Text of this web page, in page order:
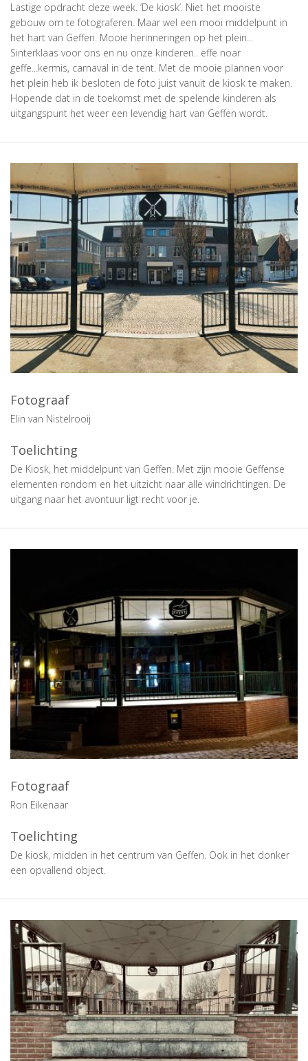
Lastige opdracht deze week. ‘De kiosk’. Niet het mooiste
gebouw om te fotograferen. Maar wel een mooi middelpunt in
het hart van Geffen. Mooie herinneringen op het plein...
Sinterklaas voor ons en nu onze kinderen.. effe noar
geffe...kermis, carnaval in de tent. Met de mooie plannen voor
het plein heb ik besloten de foto juist vanuit de kiosk te maken.
Hopende dat in de toekomst met de spelende kinderen als
uitgangspunt het weer een levendig hart van Geffen wordt.
Fotograaf
Elin van Nistelrooij
Toelichting
De Kiosk, het middelpunt van Geffen. Met zijn mooie Geffense
elementen rondom en het uitzicht naar alle windrichtingen. De
uitgang naar het avontuur ligt recht voor je.
Fotograaf
Ron Eikenaar
Toelichting
De kiosk, midden in het centrum van Geffen. Ook in het donker
een opvallend object.